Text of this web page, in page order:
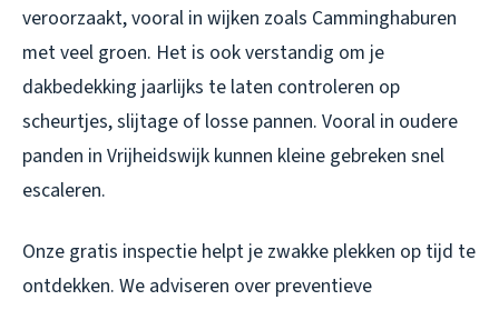
veroorzaakt, vooral in wijken zoals Camminghaburen
met veel groen. Het is ook verstandig om je
dakbedekking jaarlijks te laten controleren op
scheurtjes, slijtage of losse pannen. Vooral in oudere
panden in Vrijheidswijk kunnen kleine gebreken snel
escaleren.
Onze gratis inspectie helpt je zwakke plekken op tijd te
ontdekken. We adviseren over preventieve